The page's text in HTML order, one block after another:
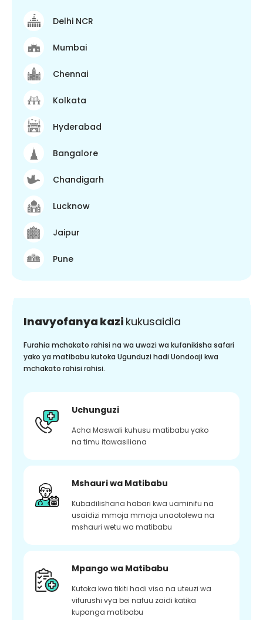
Delhi NCR
Mumbai
Chennai
Kolkata
Hyderabad
Bangalore
Chandigarh
Lucknow
Jaipur
Pune
Inavyofanya kazi kukusaidia
Furahia mchakato rahisi na wa uwazi wa kufanikisha safari
yako ya matibabu kutoka Ugunduzi hadi Uondoaji kwa
mchakato rahisi rahisi.
Uchunguzi
Acha Maswali kuhusu matibabu yako
na timu itawasiliana
Mshauri wa Matibabu
Kubadilishana habari kwa uaminifu na
usaidizi mmoja mmoja unaotolewa na
mshauri wetu wa matibabu
Mpango wa Matibabu
Kutoka kwa tikiti hadi visa na uteuzi wa
vifurushi vya bei nafuu zaidi katika
kupanga matibabu